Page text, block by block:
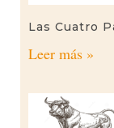
Las Cuatro
Leer más »